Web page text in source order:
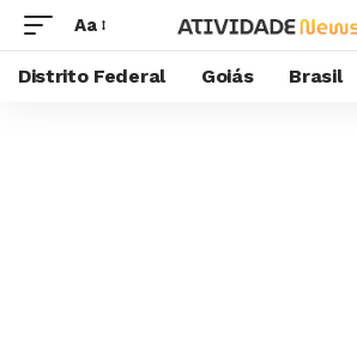
Aa
Distrito Federal Goiás Brasil